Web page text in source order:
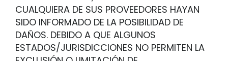
CUALQUIERA DE SUS PROVEEDORES HAYAN
SIDO INFORMADO DE LA POSIBILIDAD DE
DAÑOS. DEBIDO A QUE ALGUNOS
ESTADOS/JURISDICCIONES NO PERMITEN LA